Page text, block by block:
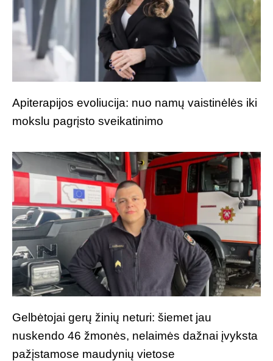
Apiterapijos evoliucija: nuo namų vaistinėlės iki
mokslu pagrįsto sveikatinimo
Gelbėtojai gerų žinių neturi: šiemet jau
nuskendo 46 žmonės, nelaimės dažnai įvyksta
pažįstamose maudynių vietose